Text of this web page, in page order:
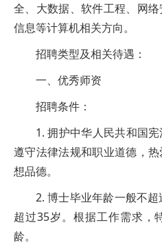
全、大数据、软件工程、网
信息等计算机相关方向。
招聘类型及相关待遇：
一、优秀师资
招聘条件：
1. 拥护中华人民共和国
遵守法律法规和职业道德，
想品德。
2. 博士毕业年龄一般不
超过35岁。根据工作需求，
龄。